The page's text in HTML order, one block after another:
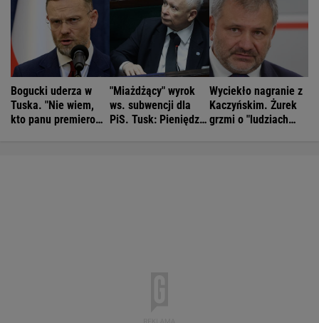
Bogucki uderza w
Tuska. "Nie wiem,
kto panu premierowi
"Miażdżący" wyrok
ws. subwencji dla
PiS. Tusk: Pieniędzy
Wyciekło nagranie z
Kaczyńskim. Żurek
grzmi o "ludziach